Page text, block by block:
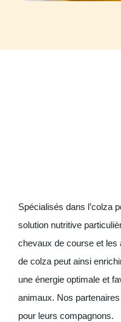
Spécialisés dans l’colza
solution nutritive
chevaux de course et les
de colza peut ainsi
une énergie optimale et
animaux. Nos
pour leurs compagnons.